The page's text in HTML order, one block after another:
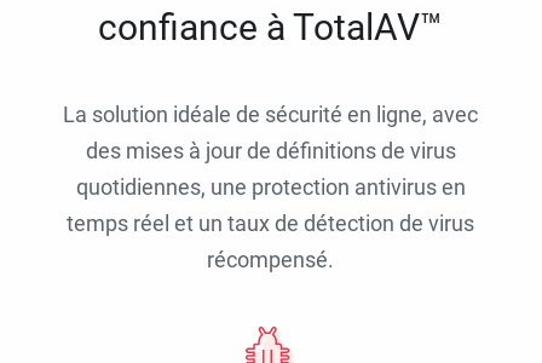
confiance à TotalAV™
La solution idéale de sécurité en ligne, avec
des mises à jour de définitions de virus
quotidiennes, une protection antivirus en
temps réel et un taux de détection de virus
récompensé.